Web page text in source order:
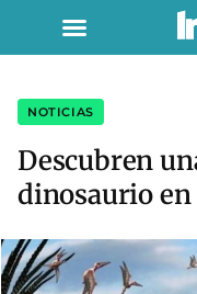
NOTICIAS
Descubren
dinosaurio